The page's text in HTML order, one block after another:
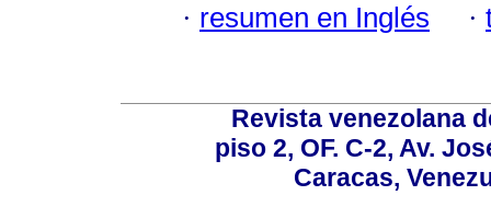
· resumen en Inglés ·
Revista venezolana
piso 2, OF. C-2, Av.
Caracas,